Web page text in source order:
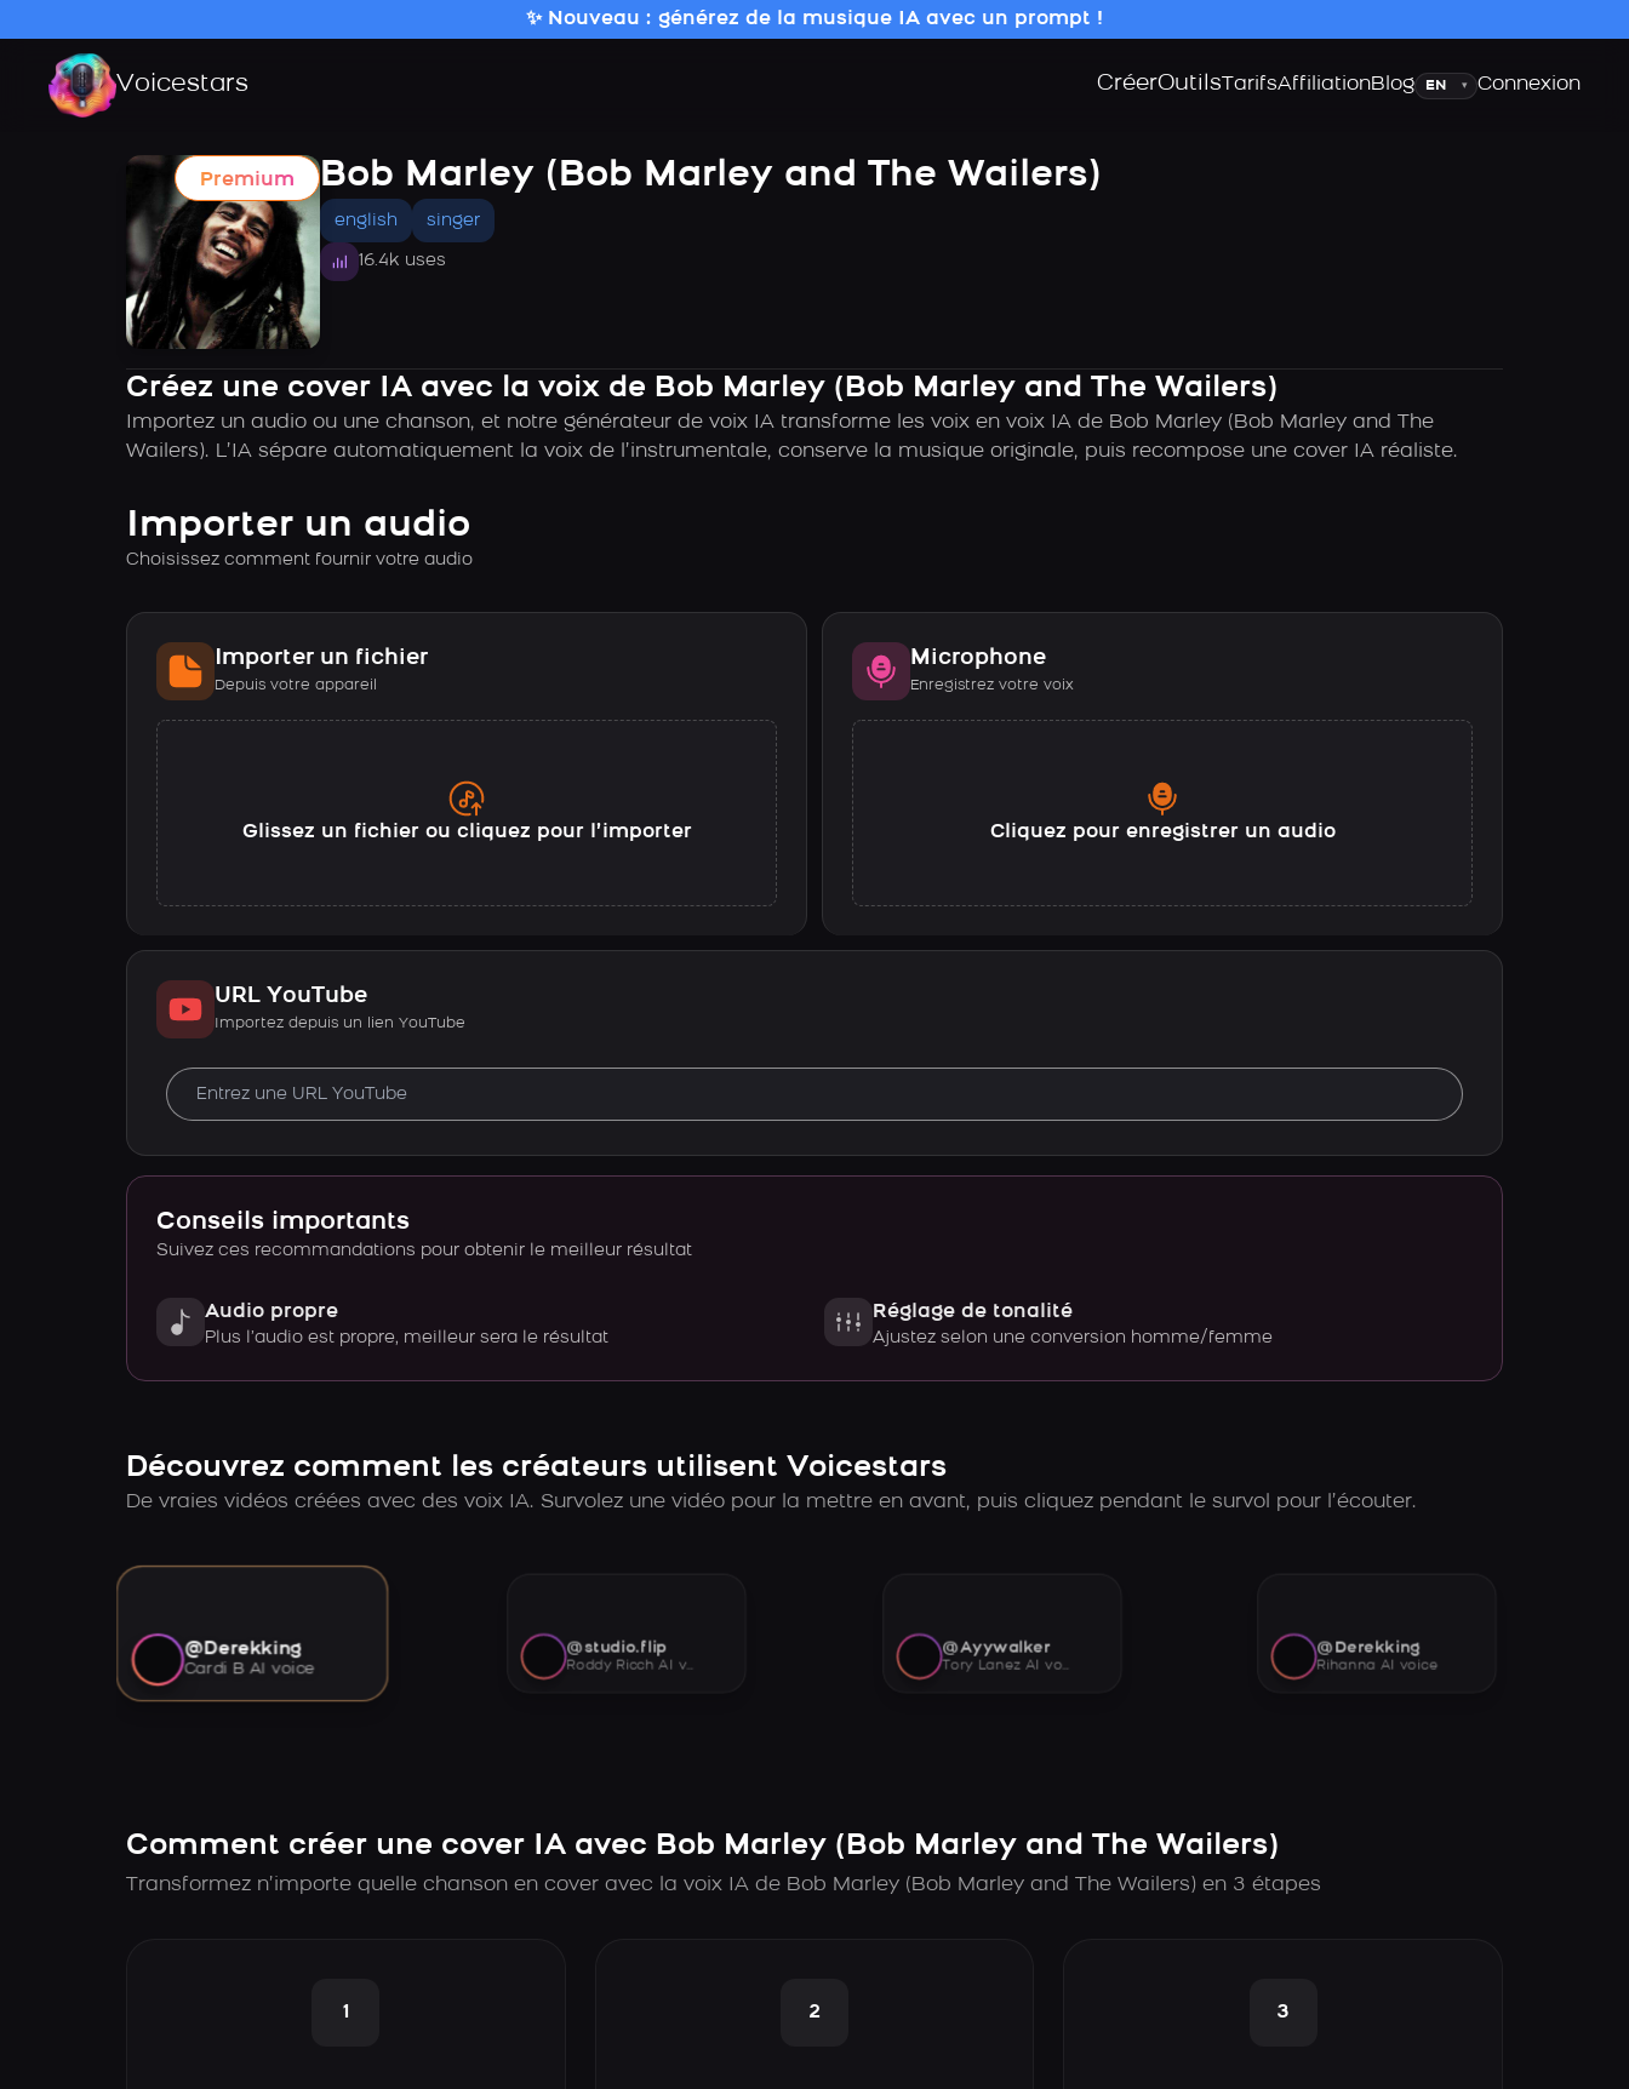
✨ Nouveau : générez de la musique IA avec un prompt !
Voicestars CréerOutils TarifsAffiliationBlogLangue
▾ Connexion
Premium Bob Marley (Bob Marley and The Wailers)
english singer
16.4k uses
Créez une cover IA avec la voix de Bob Marley (Bob Marley and The Wailers)
Importez un audio ou une chanson, et notre générateur de voix IA transforme les voix en voix IA de Bob Marley (Bob Marley and The
Wailers). L’IA sépare automatiquement la voix de l’instrumentale, conserve la musique originale, puis recompose une cover IA réaliste.
Importer un audio
Choisissez comment fournir votre audio
Importer un fichier
Depuis votre appareil
Glissez un fichier ou cliquez pour l’importer
Microphone
Enregistrez votre voix
Cliquez pour enregistrer un audio
URL YouTube
Importez depuis un lien YouTube
Conseils importants
Suivez ces recommandations pour obtenir le meilleur résultat
Audio propre
Plus l’audio est propre, meilleur sera le résultat
Réglage de tonalité
Ajustez selon une conversion homme/femme
Découvrez comment les créateurs utilisent Voicestars
De vraies vidéos créées avec des voix IA. Survolez une vidéo pour la mettre en avant, puis cliquez pendant le survol pour l’écouter.
@Derekking
Cardi B AI voice
@studio.flip
Roddy Ricch AI voice
@Ayywalker
Tory Lanez AI voice
@Derekking
Rihanna AI voice
Comment créer une cover IA avec Bob Marley (Bob Marley and The Wailers)
Transformez n’importe quelle chanson en cover avec la voix IA de Bob Marley (Bob Marley and The Wailers) en 3 étapes
1 2 3